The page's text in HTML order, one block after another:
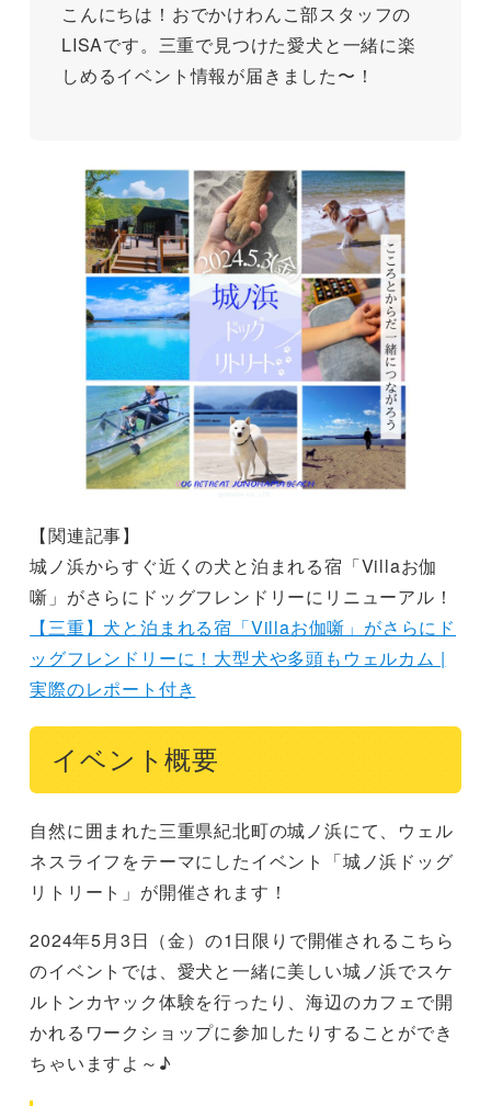
こんにちは！おでかけわんこ部スタッフの
LISAです。三重で見つけた愛犬と一緒に楽
しめるイベント情報が届きました〜！
【関連記事】
城ノ浜からすぐ近くの犬と泊まれる宿「Villaお伽
噺」がさらにドッグフレンドリーにリニューアル！
【三重】犬と泊まれる宿「Villaお伽噺」がさらにド
ッグフレンドリーに！大型犬や多頭もウェルカム |
実際のレポート付き
イベント概要
自然に囲まれた三重県紀北町の城ノ浜にて、ウェル
ネスライフをテーマにしたイベント「城ノ浜ドッグ
リトリート」が開催されます！
2024年5月3日（金）の1日限りで開催されるこちら
のイベントでは、愛犬と一緒に美しい城ノ浜でスケ
ルトンカヤック体験を行ったり、海辺のカフェで開
かれるワークショップに参加したりすることができ
ちゃいますよ～♪